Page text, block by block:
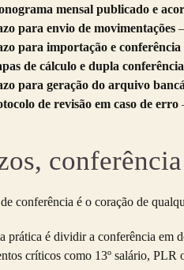
mensal publicado e
para envio de movimentações
para importação e
de cálculo e dupla conferência
para geração do arquivo
de revisão em caso de erro
conferência é o coração de
prática é dividir a conferência em
críticos como 13º salário, PLR